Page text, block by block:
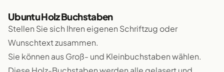
Ubuntu Holz Buchstaben
Stellen Sie sich Ihren eigenen Schriftzug oder
Wunschtext zusammen.
Sie können aus Groß- und Kleinbuchstaben wählen.